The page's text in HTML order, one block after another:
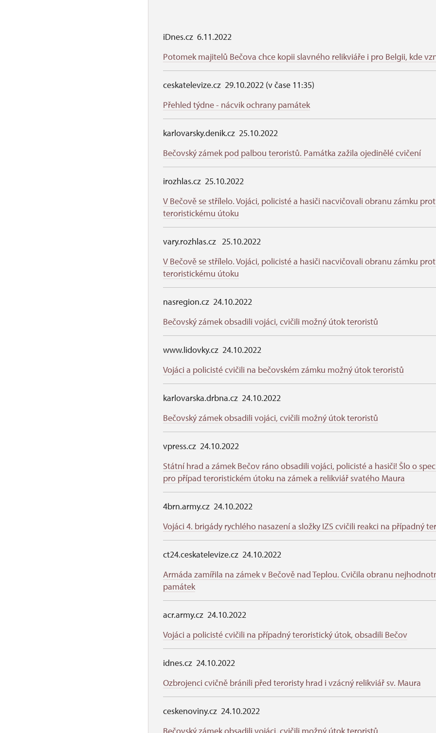
iDnes.cz 6.11.2022
Potomek majitelů Bečova chce kopii slavného relikviáře i pro Belgii, kde
ceskatelevize.cz 29.10.2022 (v čase 11:35)
Přehled týdne - nácvik ochrany památek
karlovarsky.denik.cz 25.10.2022
Bečovský zámek pod palbou teroristů. Památka zažila ojedinělé cvičení
irozhlas.cz 25.10.2022
V Bečově se střílelo. Vojáci, policisté a hasiči nacvičovali obranu zámku
teroristickému útoku
vary.rozhlas.cz 25.10.2022
V Bečově se střílelo. Vojáci, policisté a hasiči nacvičovali obranu zámku
teroristickému útoku
nasregion.cz 24.10.2022
Bečovský zámek obsadili vojáci, cvičili možný útok teroristů
www.lidovky.cz 24.10.2022
Vojáci a policisté cvičili na bečovském zámku možný útok teroristů
karlovarska.drbna.cz 24.10.2022
Bečovský zámek obsadili vojáci, cvičili možný útok teroristů
vpress.cz 24.10.2022
Státní hrad a zámek Bečov ráno obsadili vojáci, policisté a hasiči! Šlo o
pro případ teroristickém útoku na zámek a relikviář svatého Maura
4brn.army.cz 24.10.2022
Vojáci 4. brigády rychlého nasazení a složky IZS cvičili reakci na případný
ct24.ceskatelevize.cz 24.10.2022
Armáda zamířila na zámek v Bečově nad Teplou. Cvičila obranu
památek
acr.army.cz 24.10.2022
Vojáci a policisté cvičili na případný teroristický útok, obsadili Bečov
idnes.cz 24.10.2022
Ozbrojenci cvičně bránili před teroristy hrad i vzácný relikviář sv. Maura
ceskenoviny.cz 24.10.2022